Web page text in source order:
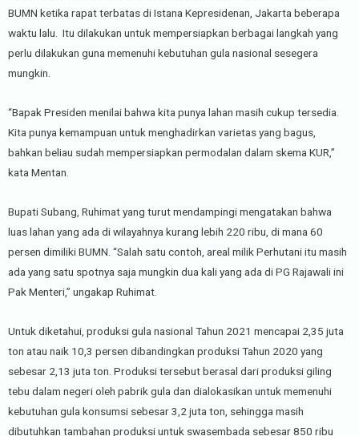
BUMN ketika rapat terbatas di Istana Kepresidenan, Jakarta beberapa
waktu lalu. Itu dilakukan untuk mempersiapkan berbagai langkah yang
perlu dilakukan guna memenuhi kebutuhan gula nasional sesegera
mungkin.
“Bapak Presiden menilai bahwa kita punya lahan masih cukup tersedia.
Kita punya kemampuan untuk menghadirkan varietas yang bagus,
bahkan beliau sudah mempersiapkan permodalan dalam skema KUR,”
kata Mentan.
Bupati Subang, Ruhimat yang turut mendampingi mengatakan bahwa
luas lahan yang ada di wilayahnya kurang lebih 220 ribu, di mana 60
persen dimiliki BUMN. “Salah satu contoh, areal milik Perhutani itu masih
ada yang satu spotnya saja mungkin dua kali yang ada di PG Rajawali ini
Pak Menteri,” ungakap Ruhimat.
Untuk diketahui, produksi gula nasional Tahun 2021 mencapai 2,35 juta
ton atau naik 10,3 persen dibandingkan produksi Tahun 2020 yang
sebesar 2,13 juta ton. Produksi tersebut berasal dari produksi giling
tebu dalam negeri oleh pabrik gula dan dialokasikan untuk memenuhi
kebutuhan gula konsumsi sebesar 3,2 juta ton, sehingga masih
dibutuhkan tambahan produksi untuk swasembada sebesar 850 ribu